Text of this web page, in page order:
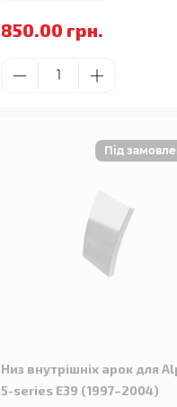
850.00 грн.
Низ внутрішніх арок для
5-series E39 (1997–2004)